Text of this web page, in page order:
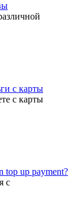
с карты
с карты
top up payment?
с